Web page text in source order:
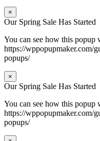
×
Our Spring Sale Has Started
You can see how this popup
https://wppopupmaker.com/
popups/
×
Our Spring Sale Has Started
You can see how this popup
https://wppopupmaker.com/
popups/